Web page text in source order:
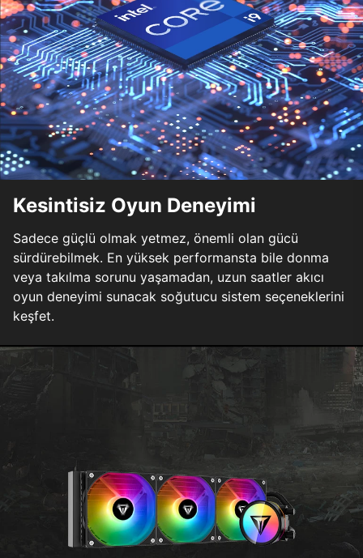
Kesintisiz Oyun Deneyimi
Sadece güçlü olmak yetmez, önemli olan gücü
sürdürebilmek. En yüksek performansta bile donma
veya takılma sorunu yaşamadan, uzun saatler akıcı
oyun deneyimi sunacak soğutucu sistem seçeneklerini
keşfet.